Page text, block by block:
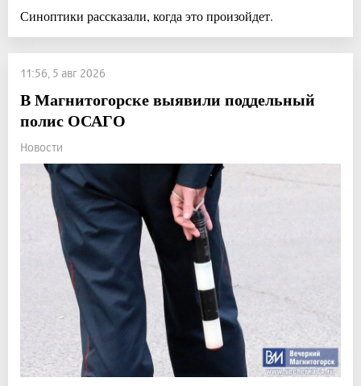
Синоптики рассказали, когда это произойдет.
11:56, 5 авг 2026
В Магнитогорске выявили поддельный
полис ОСАГО
Новости